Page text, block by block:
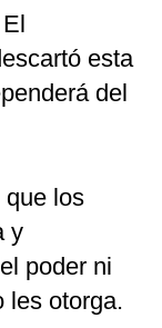
esta
del
que los
y
poder ni
les otorga.